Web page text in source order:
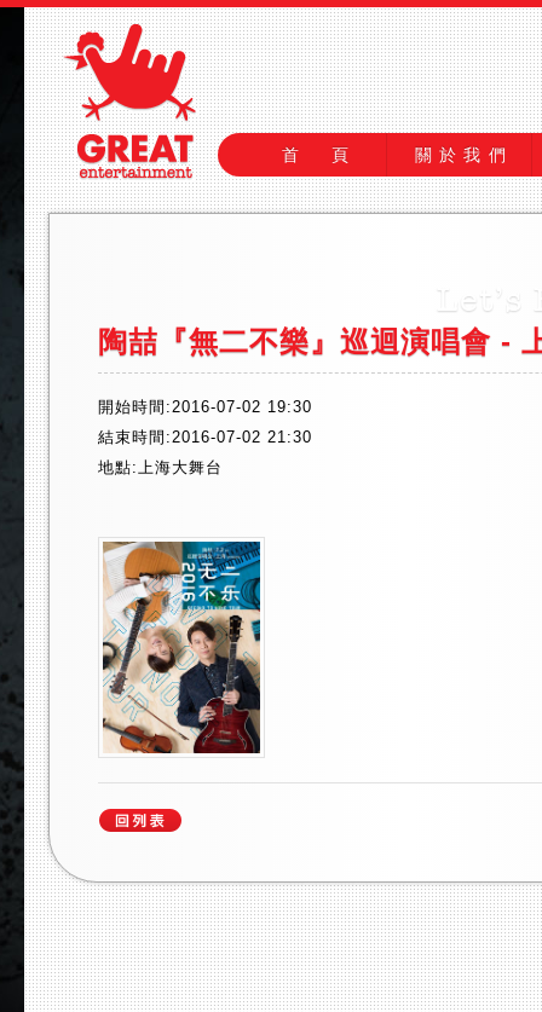
首 頁 關於我們
陶喆『無二不樂』巡迴演唱會 -
開始時間:2016-07-02 19:30
結束時間:2016-07-02 21:30
地點:上海大舞台